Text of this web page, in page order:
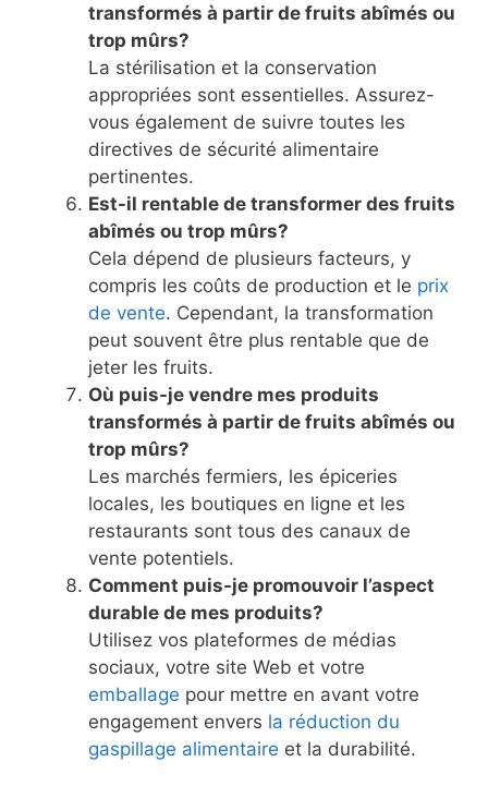
transformés à partir de fruits abîmés ou
trop mûrs?
La stérilisation et la conservation
appropriées sont essentielles. Assurez-
vous également de suivre toutes les
directives de sécurité alimentaire
pertinentes.
Est-il rentable de transformer des fruits
abîmés ou trop mûrs?
Cela dépend de plusieurs facteurs, y
compris les coûts de production et le prix
de vente. Cependant, la transformation
peut souvent être plus rentable que de
jeter les fruits.
Où puis-je vendre mes produits
transformés à partir de fruits abîmés ou
trop mûrs?
Les marchés fermiers, les épiceries
locales, les boutiques en ligne et les
restaurants sont tous des canaux de
vente potentiels.
Comment puis-je promouvoir l’aspect
durable de mes produits?
Utilisez vos plateformes de médias
sociaux, votre site Web et votre
emballage pour mettre en avant votre
engagement envers la réduction du
gaspillage alimentaire et la durabilité.